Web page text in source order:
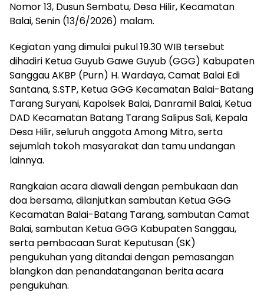
Nomor 13, Dusun Sembatu, Desa Hilir, Kecamatan
Balai, Senin (13/6/2026) malam.
Kegiatan yang dimulai pukul 19.30 WIB tersebut
dihadiri Ketua Guyub Gawe Guyub (GGG) Kabupaten
Sanggau AKBP (Purn) H. Wardaya, Camat Balai Edi
Santana, S.STP, Ketua GGG Kecamatan Balai-Batang
Tarang Suryani, Kapolsek Balai, Danramil Balai, Ketua
DAD Kecamatan Batang Tarang Salipus Sali, Kepala
Desa Hilir, seluruh anggota Among Mitro, serta
sejumlah tokoh masyarakat dan tamu undangan
lainnya.
Rangkaian acara diawali dengan pembukaan dan
doa bersama, dilanjutkan sambutan Ketua GGG
Kecamatan Balai-Batang Tarang, sambutan Camat
Balai, sambutan Ketua GGG Kabupaten Sanggau,
serta pembacaan Surat Keputusan (SK)
pengukuhan yang ditandai dengan pemasangan
blangkon dan penandatanganan berita acara
pengukuhan.